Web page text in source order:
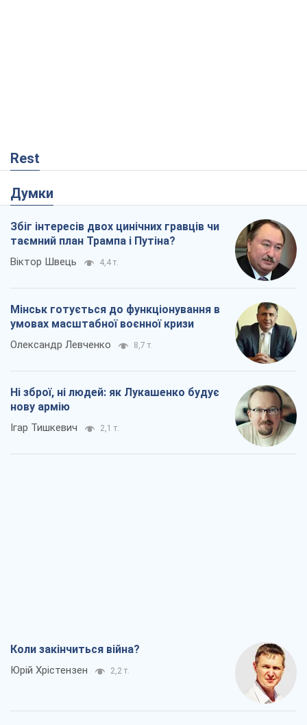
Rest
Думки
Збіг інтересів двох цинічних гравців чи
таємний план Трампа і Путіна?
Віктор Швець 4,4 т.
Мінськ готується до функціонування в
умовах масштабної воєнної кризи
Олександр Левченко 8,7 т.
Ні зброї, ні людей: як Лукашенко будує
нову армію
Ігар Тишкевич 2,1 т.
Коли закінчиться війна?
Юрій Хрістензен 2,2 т.